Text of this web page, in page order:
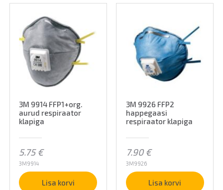
3M 9914 FFP1+org.
aurud respiraator
klapiga
5.75€
3M9914
Lisa korvi
3M 9926 FFP2
happegaasi
respiraator klapiga
7.90€
3M9926
Lisa korvi